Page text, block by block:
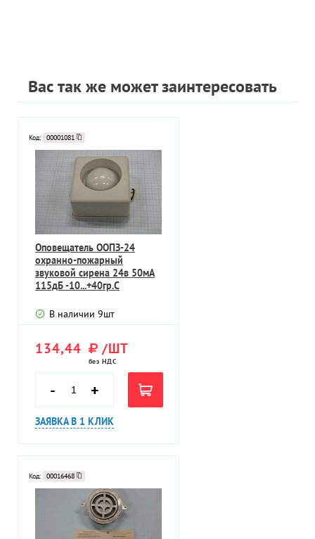
Вас так же может заинтересовать
Код: 00001081
Оповещатель ООПЗ-24
охранно-пожарный
звуковой сирена 24в 50мА
115дБ -10...+40гр.С
В наличии 9шт
134,44 /ШТ
без НДС
- +
ЗАЯВКА В 1 КЛИК
Код: 00016468